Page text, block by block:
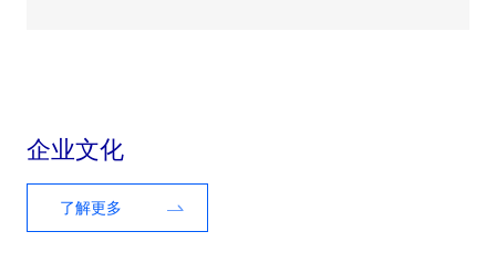
企业文化
了解更多